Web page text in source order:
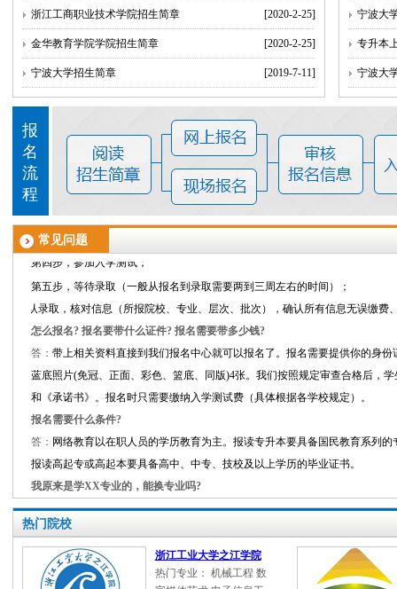
[2020-2-25]
浙江工商职业技术学院招生简章
[2020-2-25]
金华教育学院学院招生简章
[2019-7-11]
宁波大学招生简章
宁波大
专升本
宁波大
报
名
流
程
常见问题
用其他成人业余学习形式，包括成人高考和电大。
报名(入学)需要考试吗? 需要参加成人高考吗? 入学考试难吗?
答：报读网络教育不需要参加成人高考，但是有同级别的入学测试，入学测试
们中心来考试。考试的形式是上网机考。考前我们会提供模拟题和复习资料，
只要您提前认真准备一下，入学测试还是很容易通过的，而且入学测试可以多
具体报名流程是怎样的？
答：
第一步，选择并确定专业、院校、报读层次、批次；
第二步，准备报名资料、填写报名表；
第三步，提交报名资料报名表以及报名费；
第四步，参加入学测试；
第五步，等待录取（一般从报名到录取需要两到三周左右的时间）；
，确认录取，核对信息（所报院校、专业、层次、批次），确认所有信息无误缴费
怎么报名? 报名要带什么证件? 报名需要带多少钱?
答：带上相关资料直接到我们报名中心就可以报名了。报名需要提供你的身份
蓝底照片(免冠、正面、彩色、篮底、同版)4张。我们按照规定审查合格后，
和《承诺书》。报名时只需要缴纳入学测试费（具体根据各学校规定）。
报名需要什么条件?
答： 网络教育以在职人员的学历教育为主。报读专升本要具备国民教育系列
报读高起专或高起本要具备高中、中专、技校及以上学历的毕业证书。
我原来是学XX专业的，能换专业吗?
答：我们可供选择的专业很多，选择专业一般是根据自己的兴趣，或是与现在
你自己的职业发展方向相关。你专科所学专业不影响你选择网络教育的本科专
函授报考条件
答：
函授报考条件
热门院校
浙江工业大学之江学院
热门专业： 机械工程 数